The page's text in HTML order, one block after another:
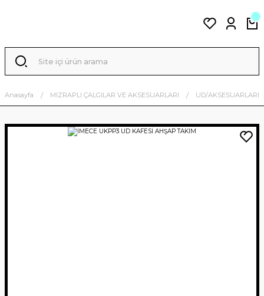
Anasayfa MIZRAPLI ÇALGILAR VE AKSESUARLARI UD/AKSESUARLARI